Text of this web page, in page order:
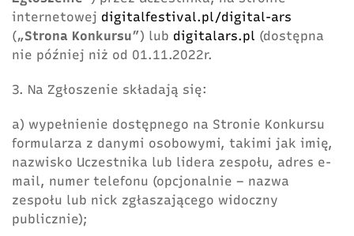
internetowej digitalfestival.pl/digital-ars
(„Strona Konkursu”) lub digitalars.pl (dostępna
nie później niż od 01.11.2022r.
3. Na Zgłoszenie składają się:
a) wypełnienie dostępnego na Stronie Konkursu
formularza z danymi osobowymi, takimi jak imię,
nazwisko Uczestnika lub lidera zespołu, adres e-
mail, numer telefonu (opcjonalnie – nazwa
zespołu lub nick zgłaszającego widoczny
publicznie);